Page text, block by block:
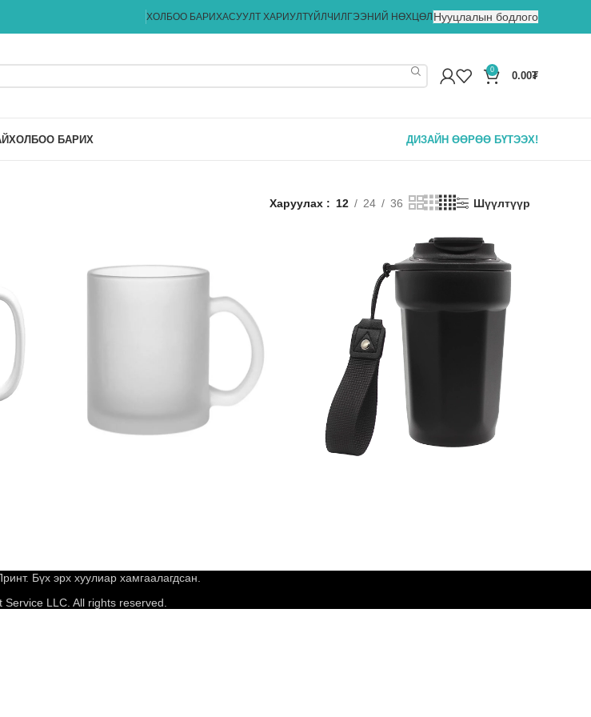
ХОЛБОО БАРИХАСУУЛТ ХАРИУЛТҮЙЛЧИЛГЭЭНИЙ НӨХЦӨЛ Нууцлалын бодлого
0
0.00₮
ХОЛБОО БАРИХ ДИЗАЙН ӨӨРӨӨ БҮТЭЭХ!
Харуулах 12 24 36 Шүүлтүүр
Бүх эрх хуулиар хамгаалагдсан.
Service LLC. All rights reserved.